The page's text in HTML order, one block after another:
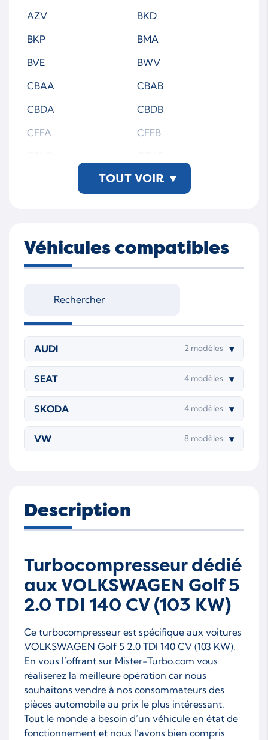
7249309009S
7249309010S
GA1724930-0004
GA1724930-0006
724930-5010S-WSMT
AP00
AZV
BKD
BKP
BMA
BVE
BWV
CBAA
CBAB
CBDA
CBDB
CFFA
CFFB
CLCB
TOUT VOIR ▾
Véhicules compatibles
AUDI 2 modèles ▾
SEAT 4 modèles ▾
SKODA 4 modèles ▾
VW 8 modèles ▾
Description
Turbocompresseur dédié
aux VOLKSWAGEN Golf 5
2.0 TDI 140 CV (103 KW)
Ce turbocompresseur est spécifique aux voitures
VOLKSWAGEN Golf 5 2.0 TDI 140 CV (103 KW).
En vous l’offrant sur Mister-Turbo.com vous
réaliserez la meilleure opération car nous
souhaitons vendre à nos consommateurs des
pièces automobile au prix le plus intéressant.
Tout le monde a besoin d’un véhicule en état de
fonctionnement et nous l’avons bien compris